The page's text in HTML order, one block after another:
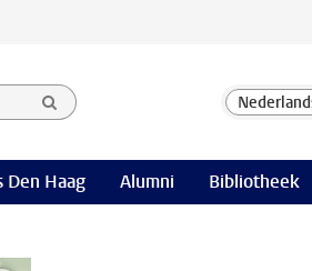
Den Haag Alumni Bibliotheek